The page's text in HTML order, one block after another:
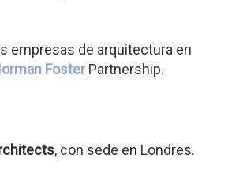
empresas de arquitectura en
FosterPartnership.
, con sede en Londres.